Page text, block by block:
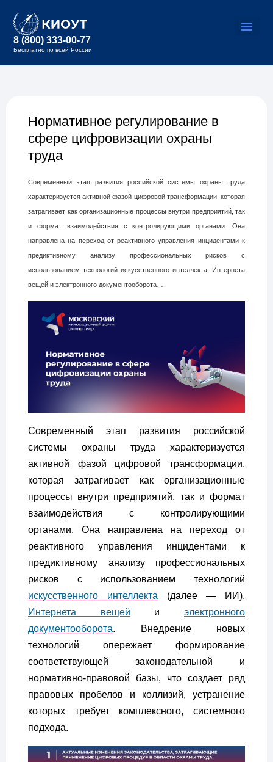
8 (800) 333-00-77
Бесплатно по всей России
Нормативное регулирование в
сфере цифровизации охраны
труда
Современный этап развития российской системы охраны труда
характеризуется активной фазой цифровой трансформации, которая
затрагивает как организационные процессы внутри предприятий, так
и формат взаимодействия с контролирующими органами. Она
направлена на переход от реактивного управления инцидентами к
предиктивному анализу профессиональных рисков с
использованием технологий искусственного интеллекта, Интернета
вещей и электронного документооборота…
Современный этап развития российской
системы охраны труда характеризуется
активной фазой цифровой трансформации,
которая затрагивает как организационные
процессы внутри предприятий, так и формат
взаимодействия с контролирующими
органами. Она направлена на переход от
реактивного управления инцидентами к
предиктивному анализу профессиональных
рисков с использованием технологий
искусственного интеллекта (далее — ИИ),
Интернета вещей иэлектронного
документооборота. Внедрение новых
технологий опережает формирование
соответствующей законодательной и
нормативно-правовой базы, что создает ряд
правовых пробелов и коллизий, устранение
которых требует комплексного, системного
подхода.